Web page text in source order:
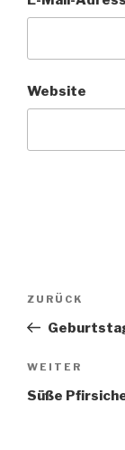
Website
Vorheriger
Beitrag
ZURÜCK
Nächster
Beitrag
WEITER
Süße